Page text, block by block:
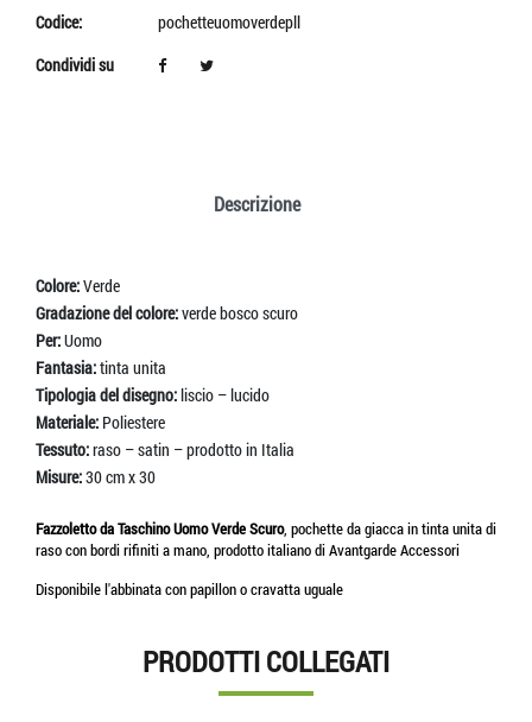
Codice:
pochetteuomoverdepll
Condividi su
Descrizione
Colore:Verde
Gradazione del colore:verde bosco scuro
Per:Uomo
Fantasia:tinta unita
Tipologia del disegno:liscio – lucido
Materiale: Poliestere
Tessuto:raso – satin – prodotto in Italia
Misure:30 cm x 30
Fazzoletto da Taschino Uomo Verde Scuro, pochette da giacca in tinta unita di
raso con bordi rifiniti a mano, prodotto italiano di Avantgarde Accessori
Disponibile l'abbinata con papillon o cravatta uguale
PRODOTTI COLLEGATI